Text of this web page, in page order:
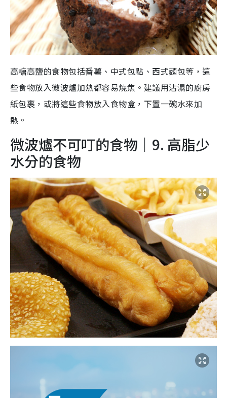
高糖高鹽的食物包括番薯、中式包點、西式麵包等，這
些食物放入微波爐加熱都容易燒焦。建議用沾濕的廚房
紙包裹，或將這些食物放入食物盒，下置一碗水來加
熱。
微波爐不可叮的食物｜9. 高脂少
水分的食物